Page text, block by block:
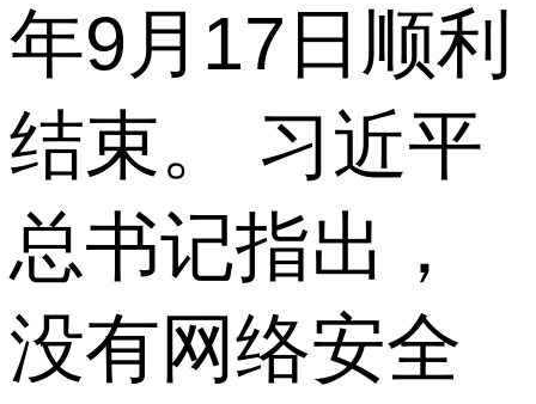
年9月17日顺利
结束。 习近平
总书记指出，
没有网络安全